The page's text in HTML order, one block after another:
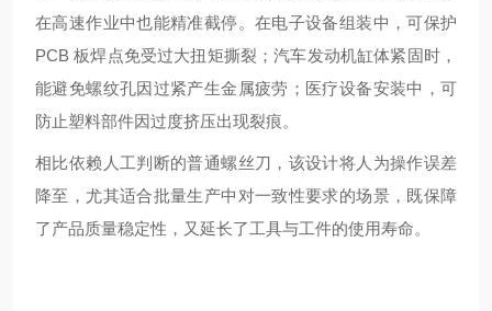
在高速作业中也能精准截停。在电子设备组装中，可保护
PCB 板焊点免受过大扭矩撕裂；汽车发动机缸体紧固时，
能避免螺纹孔因过紧产生金属疲劳；医疗设备安装中，可
防止塑料部件因过度挤压出现裂痕。
相比依赖人工判断的普通螺丝刀，该设计将人为操作误差
降至，尤其适合批量生产中对一致性要求的场景，既保障
了产品质量稳定性，又延长了工具与工件的使用寿命。